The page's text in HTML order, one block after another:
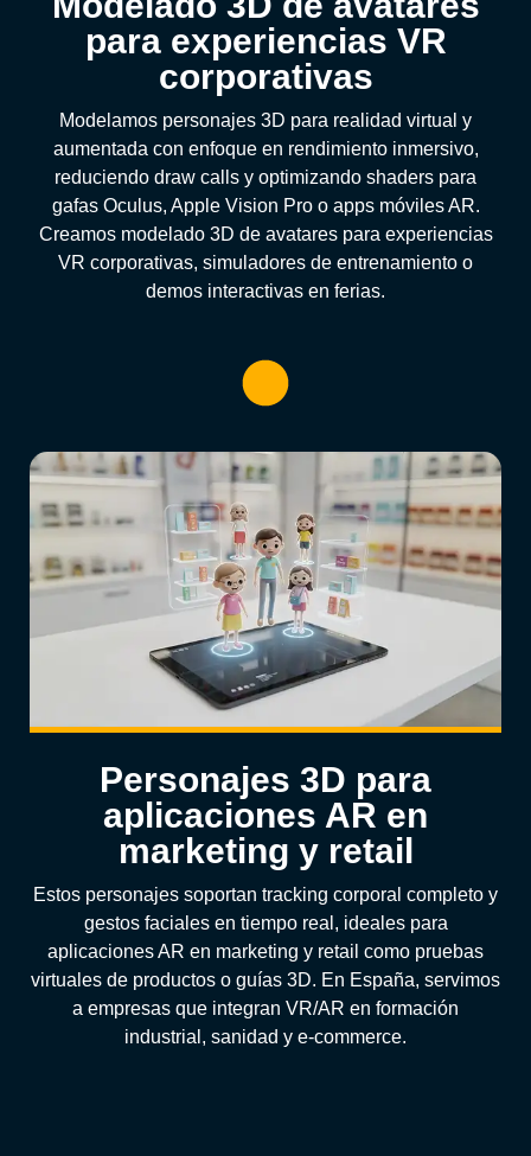
para experiencias VR
corporativas
Modelamos personajes 3D para realidad virtual y
aumentada con enfoque en rendimiento inmersivo,
reduciendo draw calls y optimizando shaders para
gafas Oculus, Apple Vision Pro o apps móviles AR.
Creamos modelado 3D de avatares para experiencias
VR corporativas, simuladores de entrenamiento o
demos interactivas en ferias.
Personajes 3D para
aplicaciones AR en
marketing y retail
Estos personajes soportan tracking corporal completo y
gestos faciales en tiempo real, ideales para
aplicaciones AR en marketing y retail como pruebas
virtuales de productos o guías 3D. En España, servimos
a empresas que integran VR/AR en formación
industrial, sanidad y e-commerce.